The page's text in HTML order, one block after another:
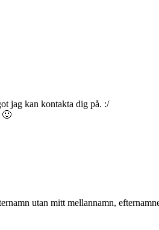
jag kan kontakta dig på. :/
🙂
utan mitt mellannamn,